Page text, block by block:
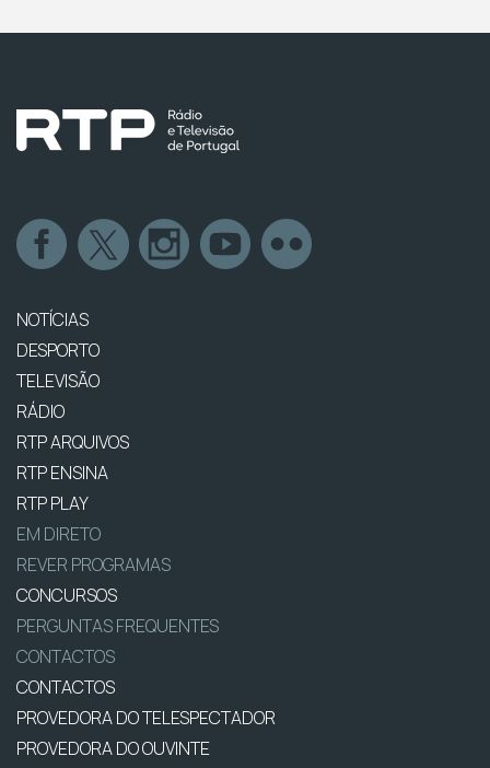
NOTÍCIAS
DESPORTO
TELEVISÃO
RÁDIO
RTP ARQUIVOS
RTP ENSINA
RTP PLAY
EM DIRETO
REVER PROGRAMAS
CONCURSOS
PERGUNTAS FREQUENTES
CONTACTOS
CONTACTOS
PROVEDORA DO TELESPECTADOR
PROVEDORA DO OUVINTE